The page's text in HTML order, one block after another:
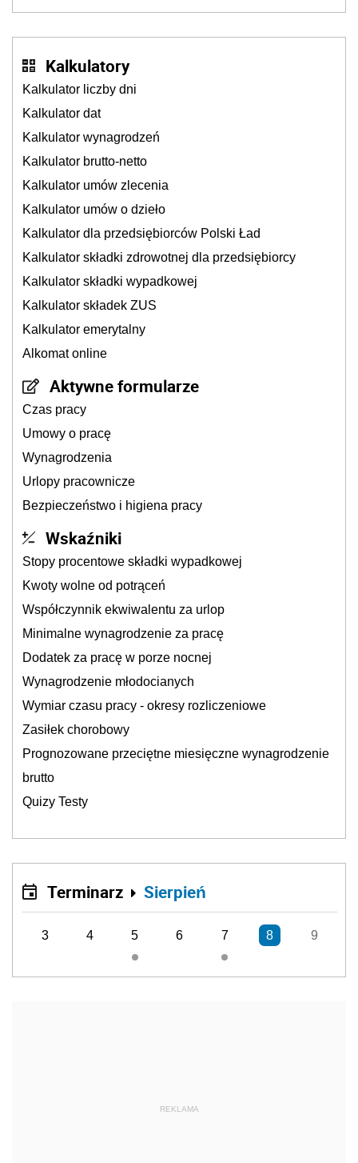
Kalkulatory
Kalkulator liczby dni
Kalkulator dat
Kalkulator wynagrodzeń
Kalkulator brutto-netto
Kalkulator umów zlecenia
Kalkulator umów o dzieło
Kalkulator dla przedsiębiorców Polski Ład
Kalkulator składki zdrowotnej dla przedsiębiorcy
Kalkulator składki wypadkowej
Kalkulator składek ZUS
Kalkulator emerytalny
Alkomat online
Aktywne formularze
Czas pracy
Umowy o pracę
Wynagrodzenia
Urlopy pracownicze
Bezpieczeństwo i higiena pracy
Wskaźniki
Stopy procentowe składki wypadkowej
Kwoty wolne od potrąceń
Współczynnik ekwiwalentu za urlop
Minimalne wynagrodzenie za pracę
Dodatek za pracę w porze nocnej
Wynagrodzenie młodocianych
Wymiar czasu pracy - okresy rozliczeniowe
Zasiłek chorobowy
Prognozowane przeciętne miesięczne wynagrodzenie
brutto
Quizy Testy
Terminarz Sierpień
3 4 5 6 7 8 9
REKLAMA